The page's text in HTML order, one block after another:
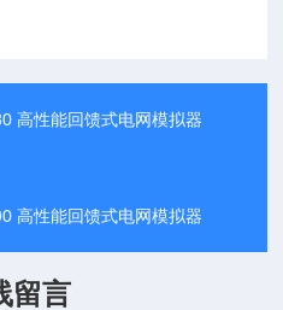
高性能回馈式电网模拟器
高性能回馈式电网模拟器
留言